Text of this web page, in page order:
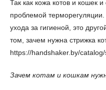
Так как кожа котов и кошек
проблемой
ухода за гигиеной, это
том, зачем нужна стрижка
https://handshaker.by/
Зачем котам и кошкам